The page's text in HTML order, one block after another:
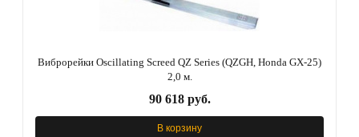
Виброрейки Oscillating Screed QZ Series (QZGH, Honda GX-25)
2,0 м.
90 618 руб.
В корзину